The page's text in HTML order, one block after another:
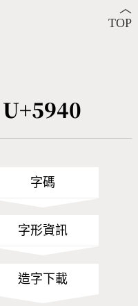
Unicode查詢
碼Web Service
︿
TOP
字碼
字形資訊
造字下載